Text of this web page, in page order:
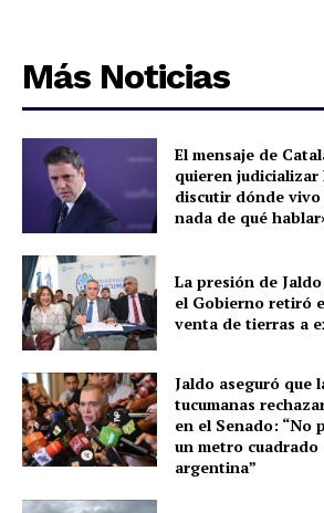
Más Noticias
El mensaje de
quieren
discutir dónde
nada de qué
La presión de
el Gobierno retiró
venta de tierras a
Jaldo aseguró que
tucumanas
en el Senado: “No
un metro
argentina”